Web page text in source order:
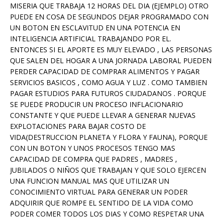
MISERIA QUE TRABAJA 12 HORAS DEL DIA (EJEMPLO) OTRO
PUEDE EN COSA DE SEGUNDOS DEJAR PROGRAMADO CON
UN BOTON EN ESCLAVITUD EN UNA POTENCIA EN
INTELIGENCIA ARTIFICIAL TRABAJANDO POR EL.
ENTONCES SI EL APORTE ES MUY ELEVADO , LAS PERSONAS
QUE SALEN DEL HOGAR A UNA JORNADA LABORAL PUEDEN
PERDER CAPACIDAD DE COMPRAR ALIMENTOS Y PAGAR
SERVICIOS BASICOS , COMO AGUA Y LUZ . COMO TAMBIEN
PAGAR ESTUDIOS PARA FUTUROS CIUDADANOS . PORQUE
SE PUEDE PRODUCIR UN PROCESO INFLACIONARIO
CONSTANTE Y QUE PUEDE LLEVAR A GENERAR NUEVAS
EXPLOTACIONES PARA BAJAR COSTO DE
VIDA(DESTRUCCION PLANETA Y FLORA Y FAUNA), PORQUE
CON UN BOTON Y UNOS PROCESOS TENGO MAS
CAPACIDAD DE COMPRA QUE PADRES , MADRES ,
JUBILADOS O NIÑOS QUE TRABAJAN Y QUE SOLO EJERCEN
UNA FUNCION MANUAL MAS QUE UTILIZAR UN
CONOCIMIENTO VIRTUAL PARA GENERAR UN PODER
ADQUIRIR QUE ROMPE EL SENTIDO DE LA VIDA COMO
PODER COMER TODOS LOS DIAS Y COMO RESPETAR UNA